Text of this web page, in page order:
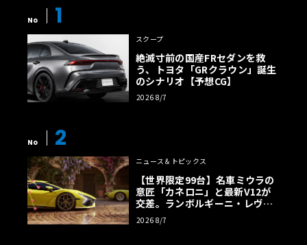
No 1
スクープ
絶滅寸前の国産FRセダンを救
う、トヨタ「GRクラウン」誕生
のシナリオ【予想CG】
2026 8/7
No 2
ニュース＆トピックス
【世界限定99台】名車ミウラの
意匠「カネロニ」と最新V12が
交差。ランボルギーニ・レヴエ
ルトに60周年記念車が登場
2026 8/7